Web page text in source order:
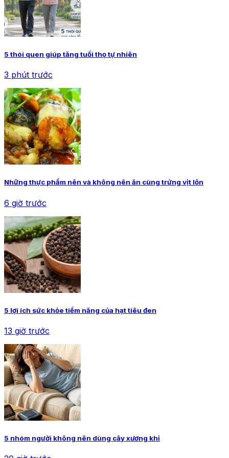
5 thói quen giúp tăng tuổi thọ tự nhiên
3 phút trước
Những thực phẩm nên và không nên ăn cùng trứng vịt lộn
6 giờ trước
5 lợi ích sức khỏe tiềm năng của hạt tiêu đen
13 giờ trước
5 nhóm người không nên dùng cây xương khỉ